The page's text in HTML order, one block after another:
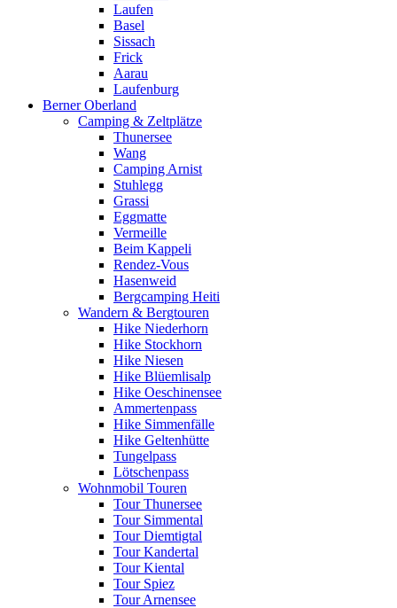
Laufen
Basel
Sissach
Frick
Aarau
Laufenburg
Berner Oberland
Camping & Zeltplätze
Thunersee
Wang
Camping Arnist
Stuhlegg
Grassi
Eggmatte
Vermeille
Beim Kappeli
Rendez-Vous
Hasenweid
Bergcamping Heiti
Wandern & Bergtouren
Hike Niederhorn
Hike Stockhorn
Hike Niesen
Hike Blüemlisalp
Hike Oeschinensee
Ammertenpass
Hike Simmenfälle
Hike Geltenhütte
Tungelpass
Lötschenpass
Wohnmobil Touren
Tour Thunersee
Tour Simmental
Tour Diemtigtal
Tour Kandertal
Tour Kiental
Tour Spiez
Tour Arnensee